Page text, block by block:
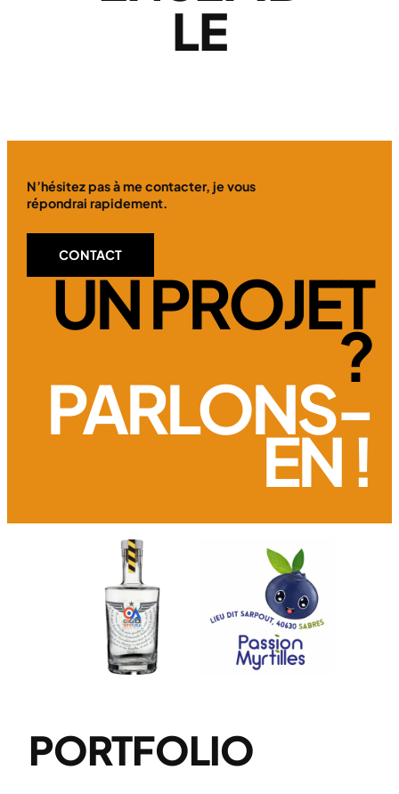
LE
N’hésitez pas à me contacter, je vous
répondrai rapidement.
CONTACT
UN PROJET
?
PARLONS-
EN !
PORTFOLIO